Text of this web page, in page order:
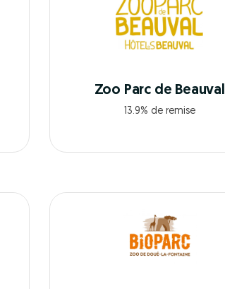
Zoo Parc de Beauval
13.9% de remise